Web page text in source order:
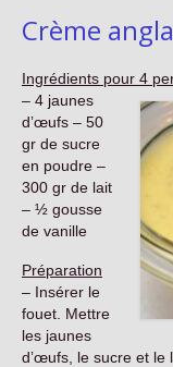
L’association
Activités
Evénements
FAQ
Galerie photos
Contact
Crème
Ingrédients pour 4
– 4 jaunes
d’œufs – 50
gr de sucre
en poudre –
300 gr de lait
– ½ gousse
de vanille
Préparation
– Insérer le
fouet. Mettre
les jaunes
d’œufs, le sucre et